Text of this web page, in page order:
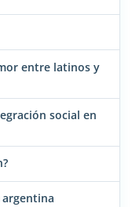
entre latinos y
social en